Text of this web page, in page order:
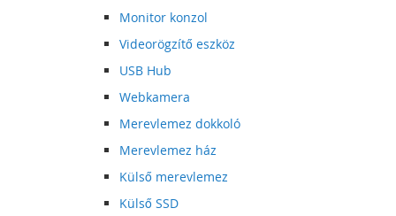
Monitor konzol
Videorögzítő eszköz
USB Hub
Webkamera
Merevlemez dokkoló
Merevlemez ház
Külső merevlemez
Külső SSD